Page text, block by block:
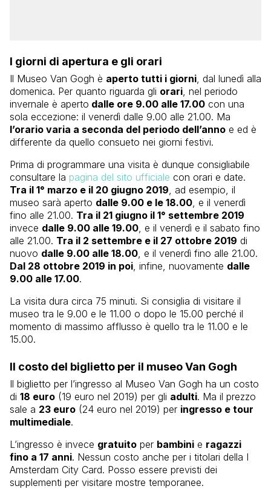
I giorni di apertura e gli orari
Il Museo Van Gogh è aperto tutti i giorni , dal lunedì alla
domenica. Per quanto riguarda gli orari , nel periodo
invernale è aperto dalle ore 9.00 alle 17.00 con una
sola eccezione: il venerdì dalle 9.00 alle 21.00. Ma
l’orario varia a seconda del periodo dell’anno e ed è
differente da quello consueto nei giorni festivi.
Prima di programmare una visita è dunque consigliabile
consultare la pagina del sito ufficiale con orari e date.
Tra il 1° marzo e il 20 giugno 2019 , ad esempio, il
museo sarà aperto dalle 9.00 e le 18.00 , e il venerdì
fino alle 21.00. Tra il 21 giugno il 1° settembre 2019
invece dalle 9.00 alle 19.00 , e il venerdì e il sabato fino
alle 21.00. Tra il 2 settembre e il 27 ottobre 2019 di
nuovo dalle 9.00 alle 18.00 , e il venerdì fino alle 21.00.
Dal 28 ottobre 2019 in poi , infine, nuovamente dalle
9.00 alle 17.00.
La visita dura circa 75 minuti. Si consiglia di visitare il
museo tra le 9.00 e le 11.00 o dopo le 15.00 perché il
momento di massimo afflusso è quello tra le 11.00 e le
15.00.
Il costo del biglietto per il museo Van Gogh
Il biglietto per l’ingresso al Museo Van Gogh ha un costo
di 18 euro (19 euro nel 2019) per gli adulti. Ma il prezzo
sale a 23 euro (24 euro nel 2019) per ingresso e tour
multimediale.
L’ingresso è invece gratuito per bambini e ragazzi
fino a 17 anni. Nessun costo anche per i titolari della I
Amsterdam City Card. Posso essere previsti dei
supplementi per visitare mostre temporanee.